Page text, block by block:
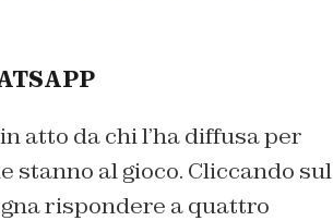
atto da chi l’ha diffusa per
stanno al gioco. Cliccando sul
rispondere a quattro